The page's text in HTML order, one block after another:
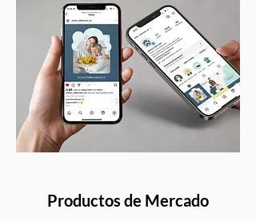
Productos de Mercado